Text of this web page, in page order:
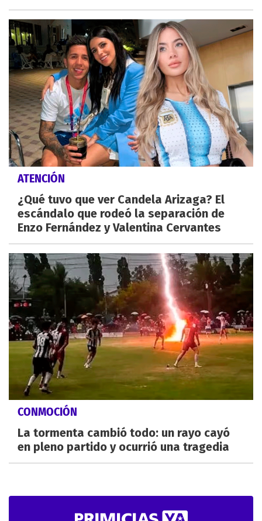
ATENCIÓN
¿Qué tuvo que ver Candela Arizaga? El
escándalo que rodeó la separación de
Enzo Fernández y Valentina Cervantes
CONMOCIÓN
La tormenta cambió todo: un rayo cayó
en pleno partido y ocurrió una tragedia